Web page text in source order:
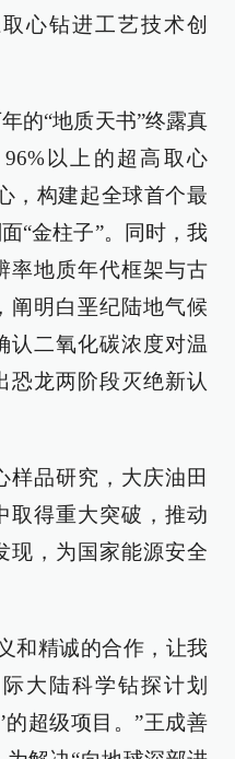
心钻进工艺技术创
的“地质天书”终露真
以上的超高取心
，构建起全球首个最
“金柱子”。同时，我
率地质年代框架与古
阐明白垩纪陆地气候
认二氧化碳浓度对温
恐龙两阶段灭绝新认
样品研究，大庆油田
取得重大突破，推动
现，为国家能源安全
和精诚的合作，让我
大陆科学钻探计划
的超级项目。”王成善